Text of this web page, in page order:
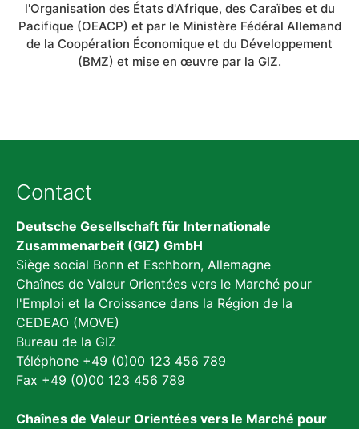
l'Organisation des États d'Afrique, des Caraïbes et du
Pacifique (OEACP) et par le Ministère Fédéral Allemand
de la Coopération Économique et du Développement
(BMZ) et mise en œuvre par la GIZ.
Contact
Deutsche Gesellschaft für Internationale
Zusammenarbeit (GIZ) GmbH
Siège social Bonn et Eschborn, Allemagne
Chaînes de Valeur Orientées vers le Marché pour
l'Emploi et la Croissance dans la Région de la
CEDEAO (MOVE)
Bureau de la GIZ
Téléphone +49 (0)00 123 456 789
Fax +49 (0)00 123 456 789
Chaînes de Valeur Orientées vers le Marché pour